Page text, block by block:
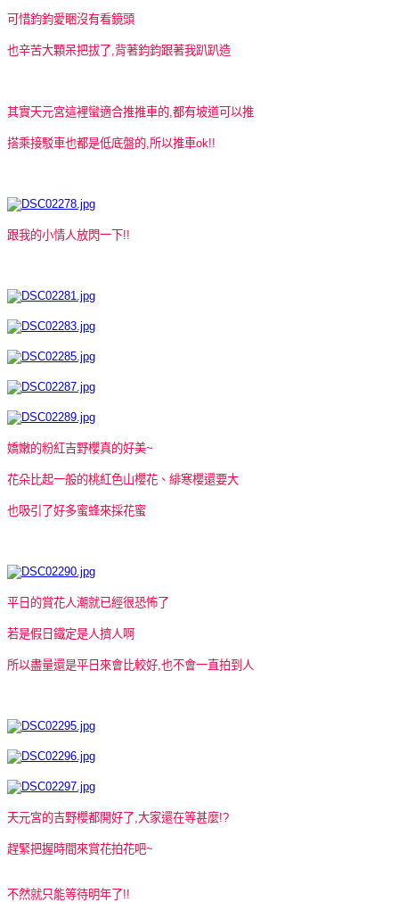
可惜鈞鈞愛睏沒有看鏡頭
也辛苦大顆呆把拔了,背著鈞鈞跟著我趴趴造
其實天元宮這裡蠻適合推推車的,都有坡道可以推
搭乘接駁車也都是低底盤的,所以推車ok!!
跟我的小情人放閃一下!!
嬌嫩的粉紅吉野櫻真的好美~
花朵比起一般的桃紅色山櫻花、緋寒櫻還要大
也吸引了好多蜜蜂來採花蜜
平日的賞花人潮就已經很恐怖了
若是假日鐵定是人擠人啊
所以盡量還是平日來會比較好,也不會一直拍到人
天元宮的吉野櫻都開好了,大家還在等甚麼!?
趕緊把握時間來賞花拍花吧~
不然就只能等待明年了!!